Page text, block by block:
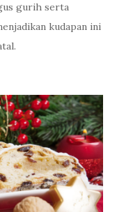
gurih serta
kudapan ini